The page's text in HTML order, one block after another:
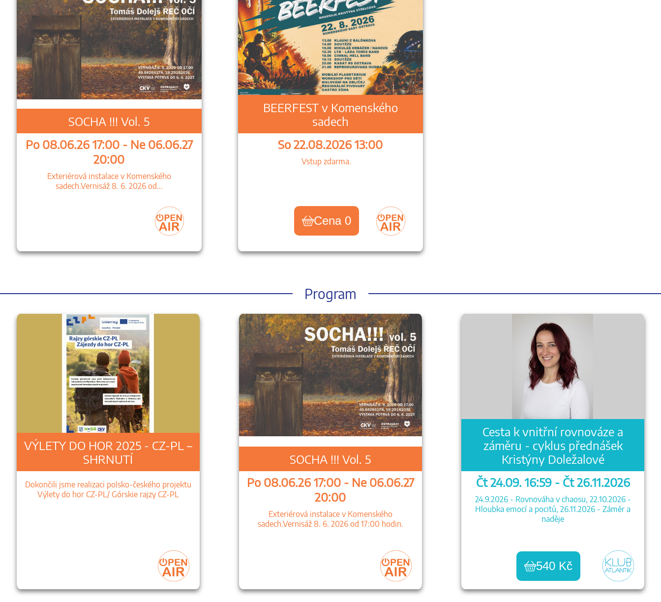
SOCHA !!! Vol. 5
Po 08.06.26 17:00 - Ne 06.06.27
20:00
Exteriérová instalace v Komenského
sadech.Vernisáž 8. 6. 2026 od...
BEERFEST v Komenského
sadech
So 22.08.2026 13:00
Vstup zdarma.
Cena 0
Program
VÝLETY DO HOR 2025 - CZ-PL –
SHRNUTÍ
Dokončili jsme realizaci polsko-českého projektu
Výlety do hor CZ-PL/ Górskie rajzy CZ-PL
SOCHA !!! Vol. 5
Po 08.06.26 17:00 - Ne 06.06.27
20:00
Exteriérová instalace v Komenského
sadech.Vernisáž 8. 6. 2026 od 17:00 hodin.
Cesta k vnitřní rovnováze a
záměru - cyklus přednášek
Kristýny Doležalové
Čt 24.09. 16:59 - Čt 26.11.2026
24.9.2026 - Rovnováha v chaosu, 22.10.2026 -
Hloubka emocí a pocitů, 26.11.2026 - Záměr a
naděje
540 Kč